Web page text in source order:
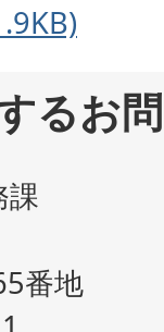
るお
課
番地